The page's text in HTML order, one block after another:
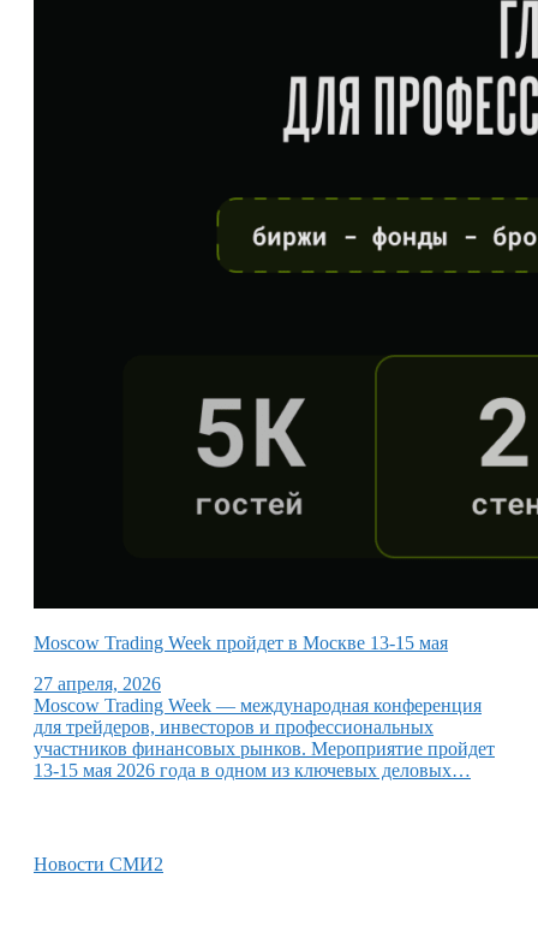
Moscow Trading Week пройдет в Москве 13-15 мая
27 апреля, 2026
Moscow Trading Week — международная конференция
для трейдеров, инвесторов и профессиональных
участников финансовых рынков. Мероприятие пройдет
13-15 мая 2026 года в одном из ключевых деловых…
Новости СМИ2